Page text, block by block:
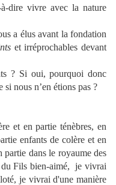
dire vivre avec la nature
a élus avant la fondation
et irréprochables devant
? Si oui, pourquoi donc
nous n’en étions pas ?
et en partie ténèbres, en
enfants de colère et en
dans le royaume des
Fils bien-aimé,
je vivrai
je vivrai d'une manière